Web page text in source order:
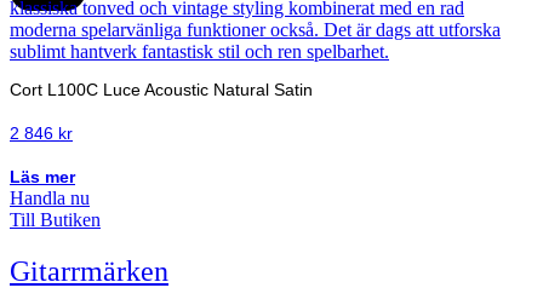
Cort L100C Luce Acoustic Natural Satin
2 846 kr
Läs mer
Handla nu
Till Butiken
Gitarrmärken